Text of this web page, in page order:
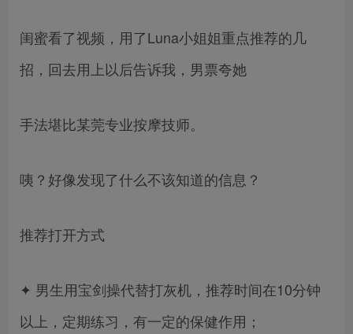
闺蜜看了视频，用了Luna小姐姐重点推荐的几
招，回去用上以后告诉我，男票夸她
手法堪比某莞专业按摩技师。
咦？好像发现了什么不该知道的信息？
推荐打开方式
✦ 男生用宝剑操代替打灰机，推荐时间在10分钟
以上，定期练习，有一定的保健作用；